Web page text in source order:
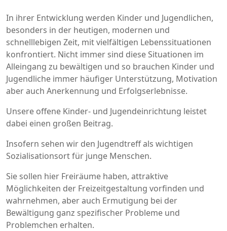
In ihrer Entwicklung werden Kinder und Jugendlichen,
besonders in der heutigen, modernen und
schnelllebigen Zeit, mit vielfältigen Lebenssituationen
konfrontiert. Nicht immer sind diese Situationen im
Alleingang zu bewältigen und so brauchen Kinder und
Jugendliche immer häufiger Unterstützung, Motivation
aber auch Anerkennung und Erfolgserlebnisse.
Unsere offene Kinder- und Jugendeinrichtung leistet
dabei einen großen Beitrag.
Insofern sehen wir den Jugendtreff als wichtigen
Sozialisationsort für junge Menschen.
Sie sollen hier Freiräume haben, attraktive
Möglichkeiten der Freizeitgestaltung vorfinden und
wahrnehmen, aber auch Ermutigung bei der
Bewältigung ganz spezifischer Probleme und
Problemchen erhalten.